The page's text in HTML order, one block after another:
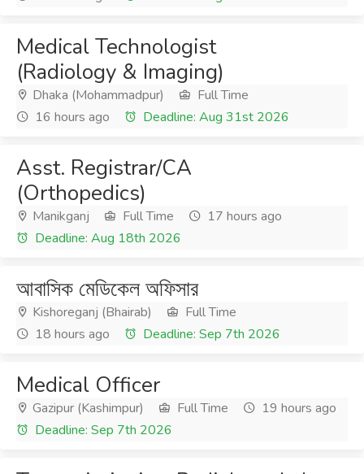
Medical Technologist
(Radiology & Imaging)
Dhaka (Mohammadpur)
Full Time
16 hours ago
Deadline: Aug 31st 2026
Asst. Registrar/CA
(Orthopedics)
Manikganj Full Time
17 hours ago
Deadline: Aug 18th 2026
আবাসিক মেডিকেল অফিসার
Kishoreganj (Bhairab)
Full Time
18 hours ago
Deadline: Sep 7th 2026
Medical Officer
Gazipur (Kashimpur) Full Time
19 hours ago
Deadline: Sep 7th 2026